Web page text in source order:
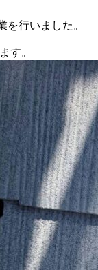
を行いました。
す。